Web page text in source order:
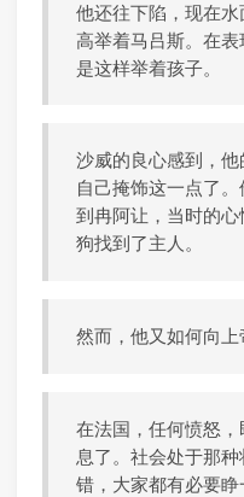
他还往下陷，现在
高举着马吕斯。在
是这样举着孩子。
沙威的良心感到，
自己掩饰这一点了
到冉阿让，当时的
狗找到了主人。
然而，他又如何向上
在法国，任何愤怒
息了。社会处于那
错，大家都有必要睁